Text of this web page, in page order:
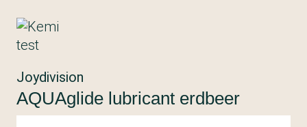
Joydivision
AQUAglide lubricant erdbeer